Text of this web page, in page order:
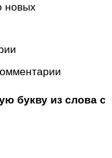
новых
букву из слова с